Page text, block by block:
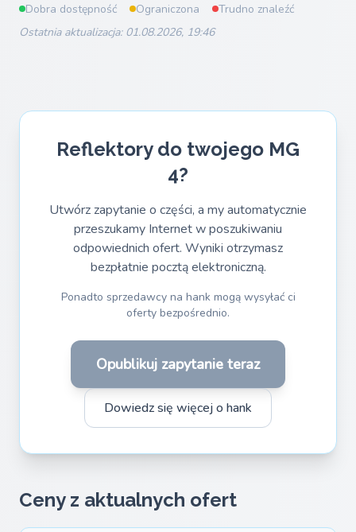
Dobra dostępność
Ograniczona
Trudno znaleźć
Ostatnia aktualizacja: 01.08.2026, 19:46
Reflektory do twojego MG
4?
Utwórz zapytanie o części, a my automatycznie
przeszukamy Internet w poszukiwaniu
odpowiednich ofert. Wyniki otrzymasz
bezpłatnie pocztą elektroniczną.
Ponadto sprzedawcy na hank mogą wysyłać ci
oferty bezpośrednio.
Opublikuj zapytanie teraz
Dowiedz się więcej o hank
Ceny z aktualnych ofert